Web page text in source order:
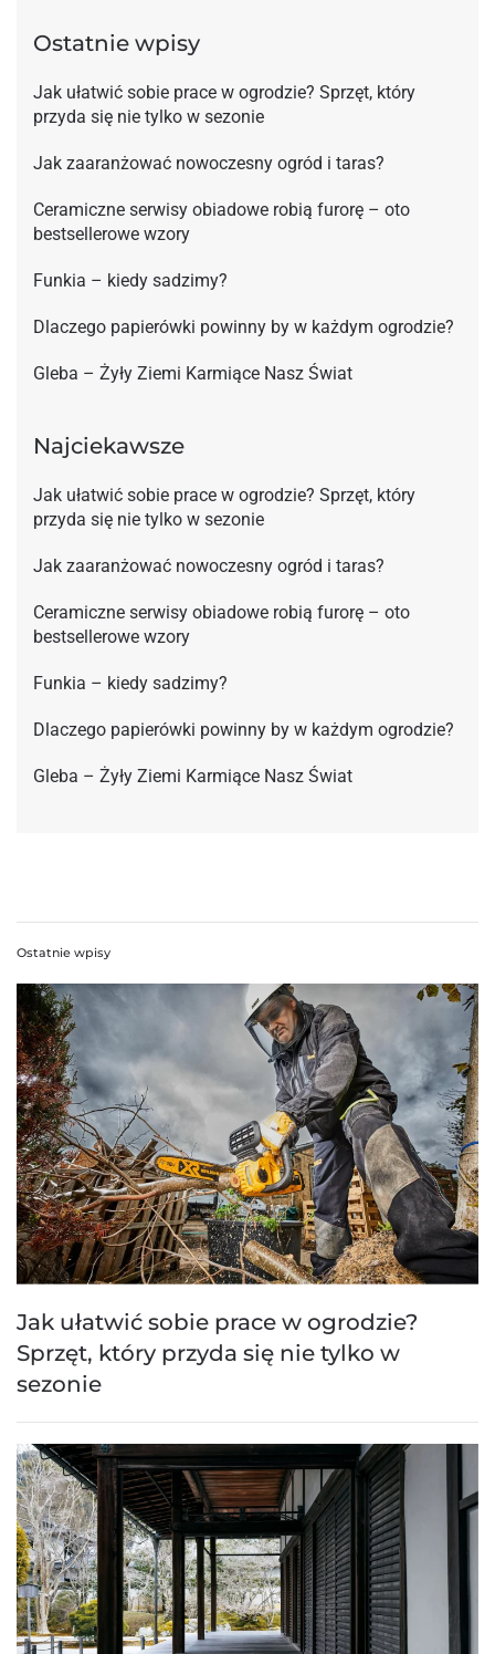
Ostatnie wpisy
Jak ułatwić sobie prace w ogrodzie? Sprzęt, który
przyda się nie tylko w sezonie
Jak zaaranżować nowoczesny ogród i taras?
Ceramiczne serwisy obiadowe robią furorę – oto
bestsellerowe wzory
Funkia – kiedy sadzimy?
Dlaczego papierówki powinny by w każdym ogrodzie?
Gleba – Żyły Ziemi Karmiące Nasz Świat
Najciekawsze
Jak ułatwić sobie prace w ogrodzie? Sprzęt, który
przyda się nie tylko w sezonie
Jak zaaranżować nowoczesny ogród i taras?
Ceramiczne serwisy obiadowe robią furorę – oto
bestsellerowe wzory
Funkia – kiedy sadzimy?
Dlaczego papierówki powinny by w każdym ogrodzie?
Gleba – Żyły Ziemi Karmiące Nasz Świat
Ostatnie wpisy
Jak ułatwić sobie prace w ogrodzie?
Sprzęt, który przyda się nie tylko w
sezonie